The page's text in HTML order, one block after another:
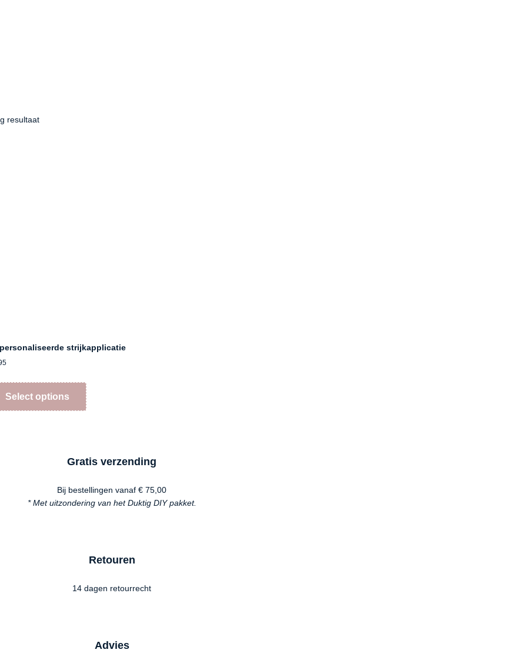
resultaat
strijkapplicatie
Select options
Gratis verzending
Bij bestellingen vanaf € 75,00
* Met uitzondering van het Duktig DIY pakket.
Retouren
14 dagen retourrecht
Advies